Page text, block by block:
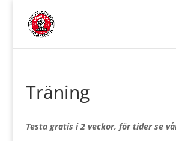
Träning
Testa gratis i 2 veckor, för tider se